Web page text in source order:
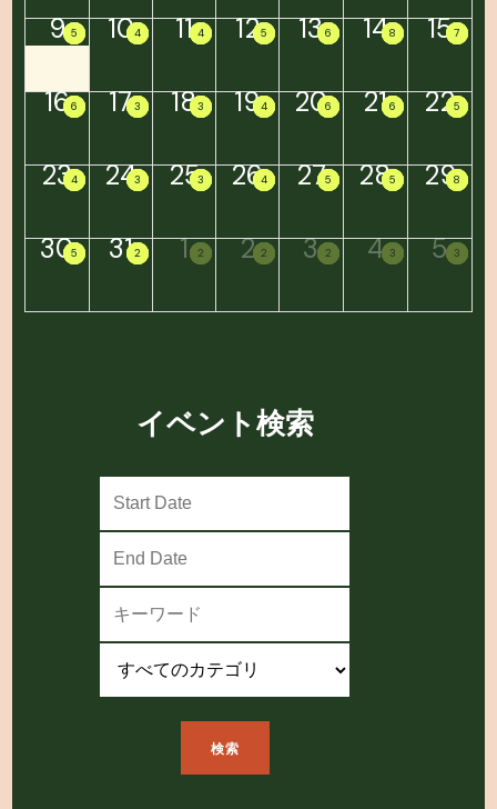
5
5
5
5
9 4
4
4
4
10 4
4
4
4
11 5
5
5
5
12 6
6
6
6
13 8
8
8
8
14 7
7
7
7
15
6
6
6
6
16 3
3
3
3
17 3
3
3
3
18 4
4
4
4
19 6
6
6
6
20 6
6
6
6
21 5
5
5
5
22
4
4
4
4
23 3
3
3
3
24 3
3
3
3
25 4
4
4
4
26 5
5
5
5
27 5
5
5
5
28 8
8
8
8
29
5
5
5
5
30 2
2
2
2
31 2
2
2
2
1 2
2
2
2
2 2
2
2
2
3 3
3
3
3
4 3
3
3
3
5
イベント検索
検索